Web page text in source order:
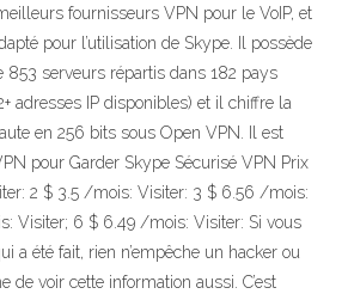
fournisseurs VPN pour le VoIP, et
pour l’utilisation de Skype. Il possède
serveurs répartis dans 182 pays
adresses IP disponibles) et il chiffre la
en 256 bits sous Open VPN. Il est
pour Garder Skype Sécurisé VPN Prix
2 $ 3.5 /mois: Visiter: 3 $ 6.56 /mois:
Visiter; 6 $ 6.49 /mois: Visiter: Si vous
a été fait, rien n’empêche un hacker ou
de voir cette information aussi. C’est